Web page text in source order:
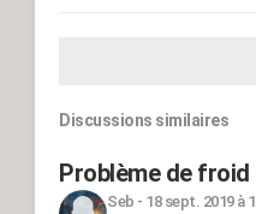
Discussions similaires
Problème de
Seb - 18 sept. 2019 à